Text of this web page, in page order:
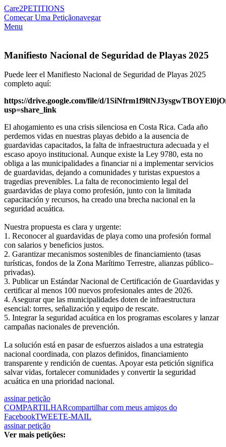
Care2PETITIONS
Começar Uma Petiçãonavegar
Menu
Manifiesto Nacional de Seguridad de Playas 2025
Puede leer el Manifiesto Nacional de Seguridad de Playas 2025
completo aquí:
https://drive.google.com/file/d/
usp=share_link
El ahogamiento es una crisis silenciosa en Costa Rica. Cada año
perdemos vidas en nuestras playas debido a la ausencia de
guardavidas capacitados, la falta de infraestructura adecuada y el
escaso apoyo institucional. Aunque existe la Ley 9780, esta no
obliga a las municipalidades a financiar ni a implementar servicios
de guardavidas, dejando a comunidades y turistas expuestos a
tragedias prevenibles. La falta de reconocimiento legal del
guardavidas de playa como profesión, junto con la limitada
capacitación y recursos, ha creado una brecha nacional en la
seguridad acuática.
Nuestra propuesta es clara y urgente:
1. Reconocer al guardavidas de playa como una profesión formal
con salarios y beneficios justos.
2. Garantizar mecanismos sostenibles de financiamiento (tasas
turísticas, fondos de la Zona Marítimo Terrestre, alianzas público–
privadas).
3. Publicar un Estándar Nacional de Certificación de Guardavidas y
certificar al menos 100 nuevos profesionales antes de 2026.
4. Asegurar que las municipalidades doten de infraestructura
esencial: torres, señalización y equipo de rescate.
5. Integrar la seguridad acuática en los programas escolares y lanzar
campañas nacionales de prevención.
La solución está en pasar de esfuerzos aislados a una estrategia
nacional coordinada, con plazos definidos, financiamiento
transparente y rendición de cuentas. Apoyar esta petición significa
salvar vidas, fortalecer comunidades y convertir la seguridad
acuática en una prioridad nacional.
assinar petição
COMPARTILHARcompartilhar com meus amigos do
FacebookTWEETE-MAIL
assinar petição
Ver mais petições: